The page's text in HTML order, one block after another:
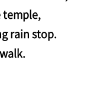
temple,
rain stop.